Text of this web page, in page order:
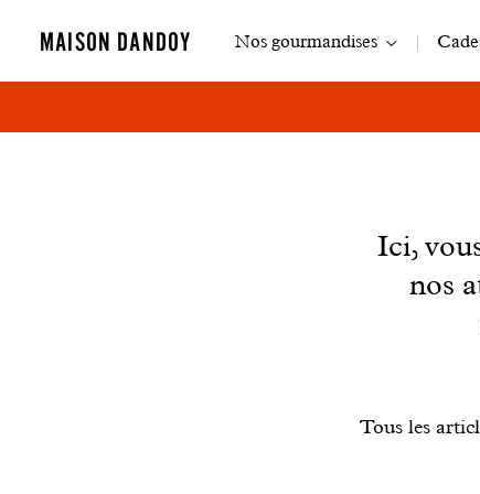
MAISON DANDOY
Navigation
Nos gourmandises
Ici,
nos
Tous les